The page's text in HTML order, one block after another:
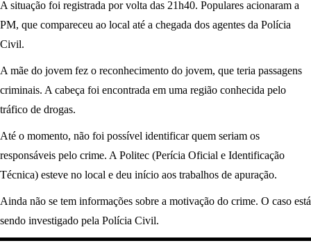
A situação foi registrada por volta das 21h40. Populares acionaram a
PM, que compareceu ao local até a chegada dos agentes da Polícia
Civil.
A mãe do jovem fez o reconhecimento do jovem, que teria passagens
criminais. A cabeça foi encontrada em uma região conhecida pelo
tráfico de drogas.
Até o momento, não foi possível identificar quem seriam os
responsáveis pelo crime. A Politec (Perícia Oficial e Identificação
Técnica) esteve no local e deu início aos trabalhos de apuração.
Ainda não se tem informações sobre a motivação do crime. O caso está
sendo investigado pela Polícia Civil.